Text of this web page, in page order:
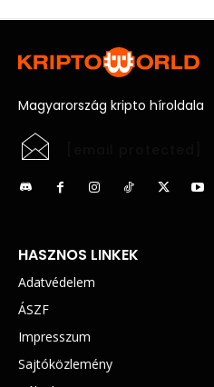
Magyarország kripto híroldala
HASZNOS LINKEK
Adatvédelem
ÁSZF
Impresszum
Sajtóközlemény